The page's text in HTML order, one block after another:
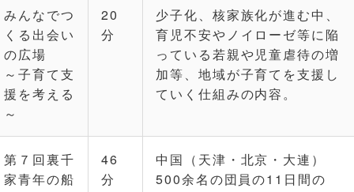
みんなでつ
くる出会い
の広場
～子育て支
援を考える
～
20
分
少子化、核家族化が進む中、
育児不安やノイローゼ等に陥
っている若親や児童虐待の増
加等、地域が子育てを支援し
ていく仕組みの内容。
第７回裏千
家青年の船
46
分
中国（天津・北京・大連）
500余名の団員の11日間の